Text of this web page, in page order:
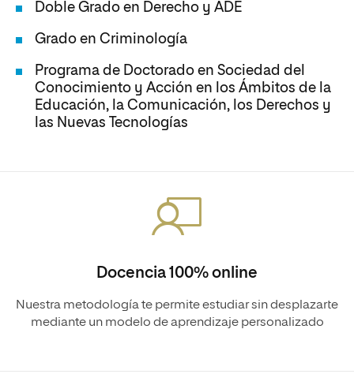
Doble Grado en Derecho y ADE
Grado en Criminología
Programa de Doctorado en Sociedad del
Conocimiento y Acción en los Ámbitos de la
Educación, la Comunicación, los Derechos y
las Nuevas Tecnologías
Docencia 100% online
Nuestra metodología te permite estudiar sin desplazarte
mediante un modelo de aprendizaje personalizado